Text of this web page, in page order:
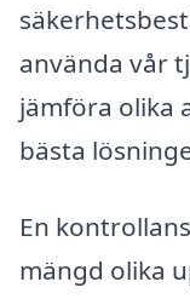
använda vår
jämföra olika
bästa
En
mängd olika